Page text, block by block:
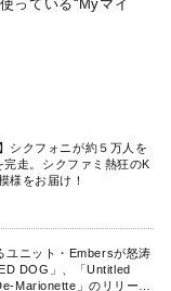
っている“Myマイ
シクフォニが約５万人を
走。シクファミ熱狂のK
様をお届け！
ユニット・Embersが怒涛
DOG」、「Untitled
Marionette」のリリース